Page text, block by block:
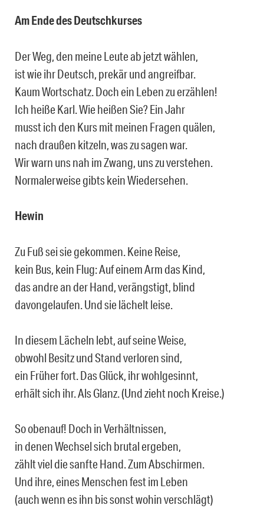
Am Ende des Deutschkurses
Der Weg, den meine Leute ab jetzt wählen,
ist wie ihr Deutsch, prekär und angreifbar.
Kaum Wortschatz. Doch ein Leben zu erzählen!
Ich heiße Karl. Wie heißen Sie? Ein Jahr
musst ich den Kurs mit meinen Fragen quälen,
nach draußen kitzeln, was zu sagen war.
Wir warn uns nah im Zwang, uns zu verstehen.
Normalerweise gibts kein Wiedersehen.
Hewin
Zu Fuß sei sie gekommen. Keine Reise,
kein Bus, kein Flug: Auf einem Arm das Kind,
das andre an der Hand, verängstigt, blind
davongelaufen. Und sie lächelt leise.
In diesem Lächeln lebt, auf seine Weise,
obwohl Besitz und Stand verloren sind,
ein Früher fort. Das Glück, ihr wohlgesinnt,
erhält sich ihr. Als Glanz. (Und zieht noch Kreise.)
So obenauf! Doch in Verhältnissen,
in denen Wechsel sich brutal ergeben,
zählt viel die sanfte Hand. Zum Abschirmen.
Und ihre, eines Menschen fest im Leben
(auch wenn es ihn bis sonst wohin verschlägt)